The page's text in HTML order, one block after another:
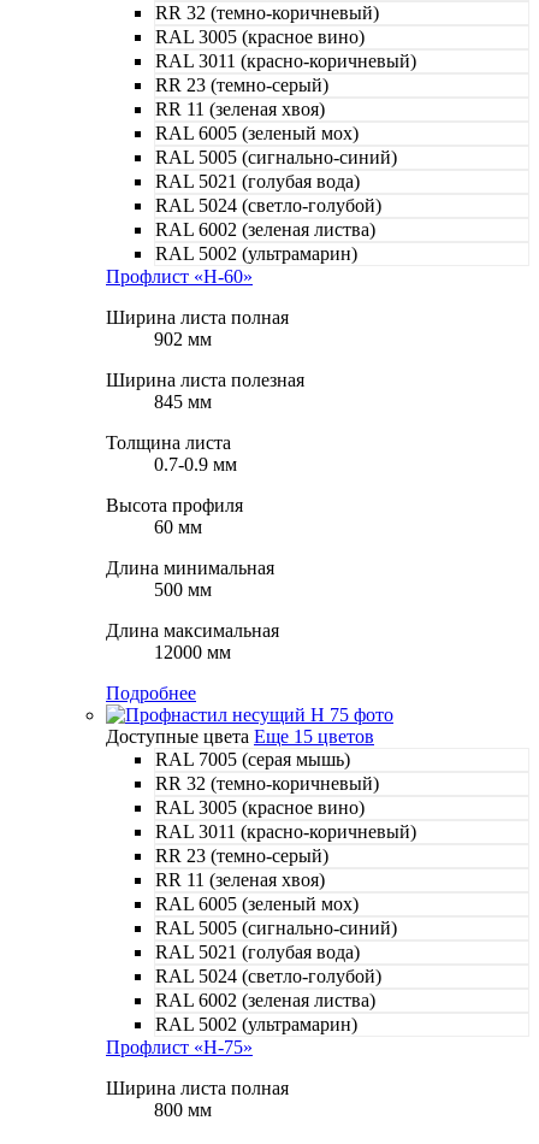
RR 32 (темно-коричневый)
RAL 3005 (красное вино)
RAL 3011 (красно-коричневый)
RR 23 (темно-серый)
RR 11 (зеленая хвоя)
RAL 6005 (зеленый мох)
RAL 5005 (сигнально-синий)
RAL 5021 (голубая вода)
RAL 5024 (светло-голубой)
RAL 6002 (зеленая листва)
RAL 5002 (ультрамарин)
Профлист «Н-60»
Ширина листа полная
902 мм
Ширина листа полезная
845 мм
Толщина листа
0.7-0.9 мм
Высота профиля
60 мм
Длина минимальная
500 мм
Длина максимальная
12000 мм
Подробнее
Доступные цвета Еще 15 цветов
RAL 7005 (серая мышь)
RR 32 (темно-коричневый)
RAL 3005 (красное вино)
RAL 3011 (красно-коричневый)
RR 23 (темно-серый)
RR 11 (зеленая хвоя)
RAL 6005 (зеленый мох)
RAL 5005 (сигнально-синий)
RAL 5021 (голубая вода)
RAL 5024 (светло-голубой)
RAL 6002 (зеленая листва)
RAL 5002 (ультрамарин)
Профлист «Н-75»
Ширина листа полная
800 мм